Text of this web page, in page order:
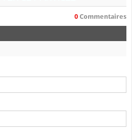
0 Commentaires